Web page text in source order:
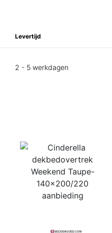
Levertijd
2 - 5 werkdagen